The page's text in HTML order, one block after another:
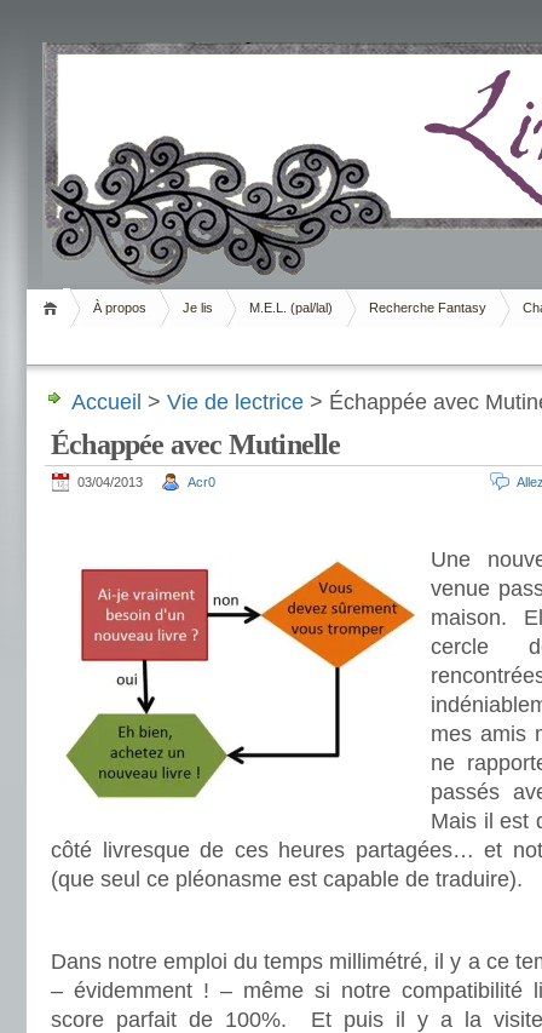
Livrement
À propos Je lis M.E.L. (pal/lal) Recherche Fantasy
Accueil > Vie de lectrice > Échappée avec
Échappée avec Mutinelle
03/04/2013 Acr0
Une
venue
maison.
cercle
mes amis
ne
passés
Mais il est
côté livresque de ces heures partagées… et
(que seul ce pléonasme est capable de traduire).
Dans notre emploi du temps millimétré, il y a ce
– évidemment ! – même si notre compatibilité
score parfait de 100%. Et puis il y a la